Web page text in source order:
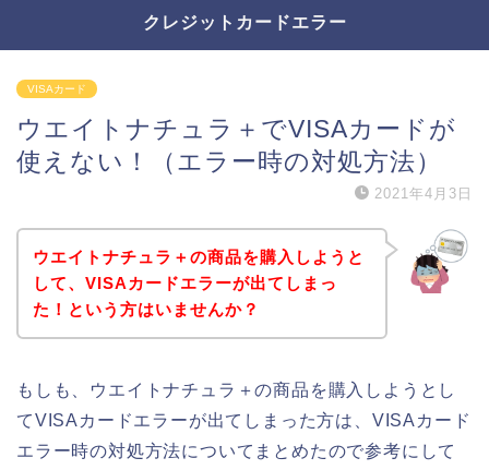
クレジットカードエラー
VISAカード
ウエイトナチュラ＋でVISAカードが
使えない！（エラー時の対処方法）
2021年4月3日
ウエイトナチュラ＋の商品を購入しようと
して、VISAカードエラーが出てしまっ
た！という方はいませんか？
もしも、ウエイトナチュラ＋の商品を購入しようとし
てVISAカードエラーが出てしまった方は、VISAカード
エラー時の対処方法についてまとめたので参考にして